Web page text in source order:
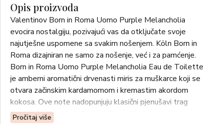
Opis proizvoda
Valentinov Born in Roma Uomo Purple Melancholia
evocira nostalgiju, pozivajući vas da otključate svoje
najutješne uspomene sa svakim nošenjem. Köln Born in
Roma dizajniran ne samo za nošenje, već i za pamćenje.
Born in Roma Uomo Purple Melancholia Eau de Toilette
je amberni aromatični drvenasti miris za muškarce koji se
otvara začinskim kardamomom i kremastim akordom
kokosa. Ove note nadopunjuju klasični pjenušavi trag
bergamota i lavande Born in Roma Uomo.
Pročitaj više